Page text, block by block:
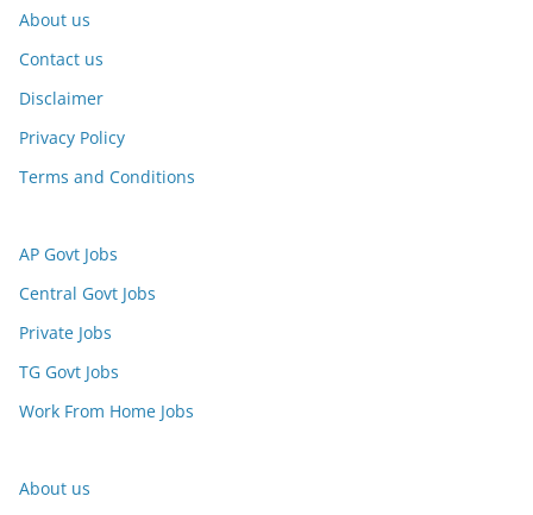
About us
Contact us
Disclaimer
Privacy Policy
Terms and Conditions
AP Govt Jobs
Central Govt Jobs
Private Jobs
TG Govt Jobs
Work From Home Jobs
About us